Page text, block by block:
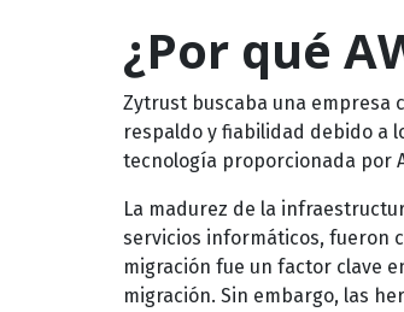
¿Por qué
Zytrust buscaba una empresa
respaldo y fiabilidad debido a
tecnología proporcionada por
La madurez de la
servicios informáticos, fueron
migración fue un factor clave
migración. Sin embargo, las